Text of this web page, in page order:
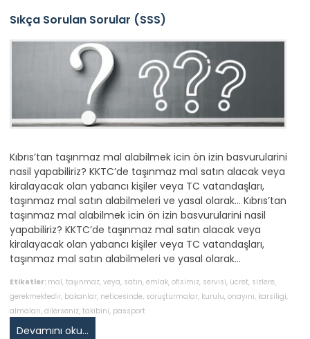
Sıkça Sorulan Sorular (SSS)
Kıbrıs’tan taşınmaz mal alabilmek icin ön izin basvurularini
nasil yapabiliriz? KKTC’de taşınmaz mal satın alacak veya
kiralayacak olan yabancı kişiler veya TC vatandaşları,
taşınmaz mal satın alabilmeleri ve yasal olarak… Kıbrıs’tan
taşınmaz mal alabilmek icin ön izin basvurularini nasil
yapabiliriz? KKTC’de taşınmaz mal satın alacak veya
kiralayacak olan yabancı kişiler veya TC vatandaşları,
taşınmaz mal satın alabilmeleri ve yasal olarak…
Etiketler: mal, taşınmaz, veya, satın, emlak, ofisimiz, servisi, ücret, sizlere,
gerekmektedir, bakanlar, neticesinde, soruşturmalar, kurulu, onayını, karsiligi,
almaları, dilerseniz, takibini, passport
Devamını oku...